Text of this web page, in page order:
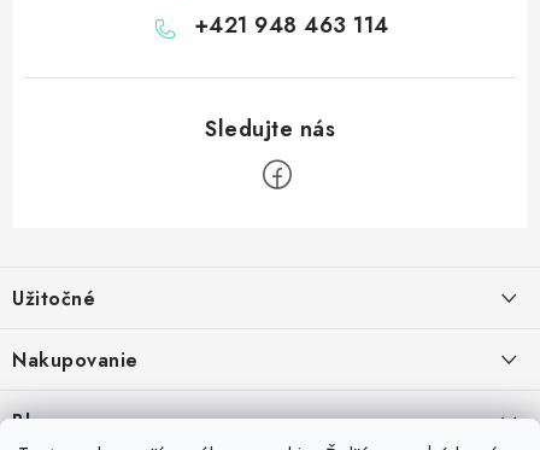
+421 948 463 114
p
ä
t
i
Užitočné
Kontakt
O nás
Nakupovanie
Ako nakupovať
Blog